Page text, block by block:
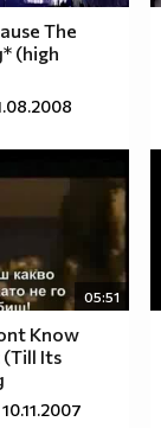
The
(high
05:51
Know
Its
10.11.2007